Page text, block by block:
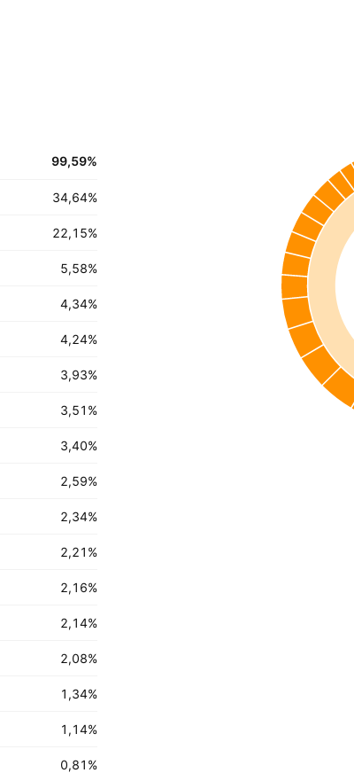
99,59%
34,64%
22,15%
5,58%
4,34%
4,24%
3,93%
3,51 %
3,40%
2,59%
2,34%
2,21 %
2,16%
2,14%
2,08%
1,34%
1,14%
0,81 %